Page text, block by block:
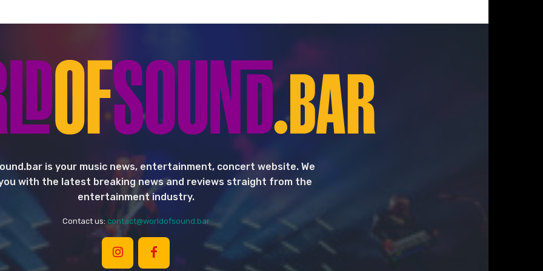
is your music news, entertainment, concert website. We
with the latest breaking news and reviews straight from the
entertainment industry.
Contact us: contact@worldofsound.bar